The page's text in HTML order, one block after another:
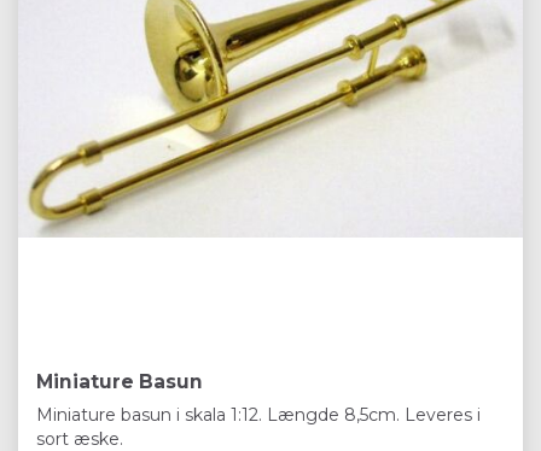
Miniature Basun
Miniature basun i skala 1:12. Længde 8,5cm. Leveres i
sort æske.